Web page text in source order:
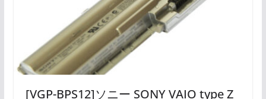
[VGP-BPS12]ソニー SONY VAIO type Z